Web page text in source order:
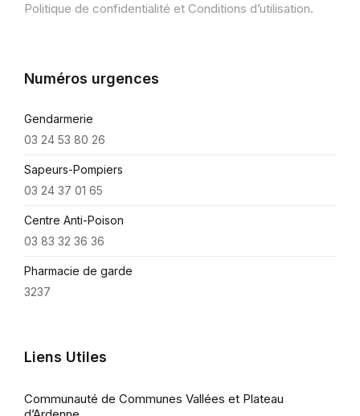
Politique de confidentialité et Conditions d’utilisation.
Numéros urgences
Gendarmerie
03 24 53 80 26
Sapeurs-Pompiers
03 24 37 01 65
Centre Anti-Poison
03 83 32 36 36
Pharmacie de garde
3237
Liens Utiles
Communauté de Communes Vallées et Plateau